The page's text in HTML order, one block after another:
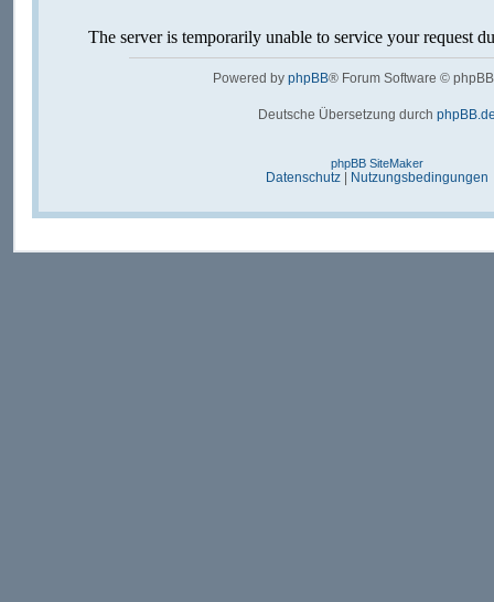
Powered by phpBB® Forum Software ©
Deutsche Übersetzung durch
phpBB SiteMaker
Datenschutz| Nutzungsbedingungen